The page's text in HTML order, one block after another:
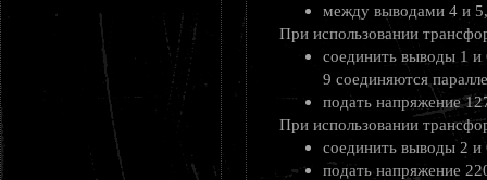
между выводами 4 и
При использовании
соединить выводы 1
9 соединяются
подать напряжение
При использовании
соединить выводы 2 и
подать напряжение